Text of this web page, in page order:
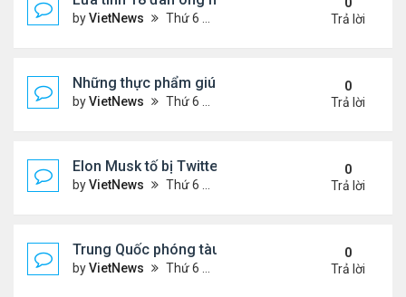
byVietNews Thứ 6 Tháng 8 05, 2022 4:18 pm
Trả lời
Những thực phẩm giúp giảm mỡ bụng
byVietNews Thứ 6 Tháng 8 05, 2022 3:08 pm
0
Trả lời
Elon Musk tố bị Twitter lừa
byVietNews Thứ 6 Tháng 8 05, 2022 3:01 pm
0
Trả lời
Trung Quốc phóng tàu vũ trụ tái sử dụng bí ẩn
byVietNews Thứ 6 Tháng 8 05, 2022 2:24 pm
0
Trả lời